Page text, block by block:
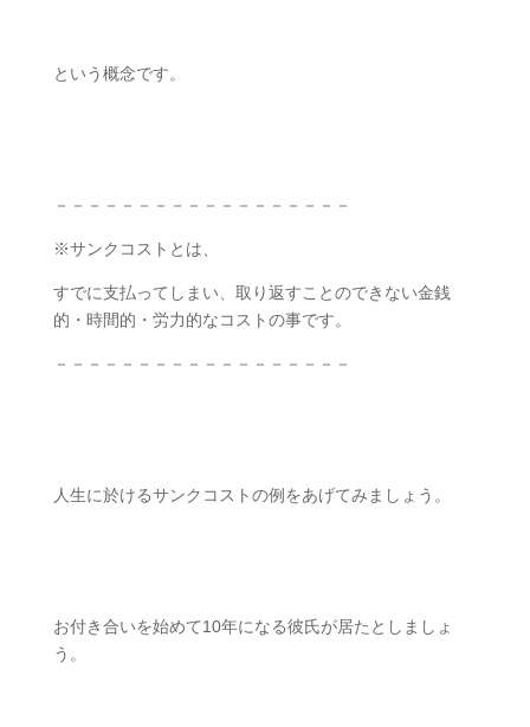
という概念です。
－－－－－－－－－－－－－－－－－－
※サンクコストとは、
すでに支払ってしまい、取り返すことのできない金銭
的・時間的・労力的なコストの事です。
－－－－－－－－－－－－－－－－－－
人生に於けるサンクコストの例をあげてみましょう。
お付き合いを始めて10年になる彼氏が居たとしましょ
う。